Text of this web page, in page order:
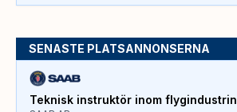
SENASTE PLATSANNONSERNA
Teknisk instruktör inom flygindustrin